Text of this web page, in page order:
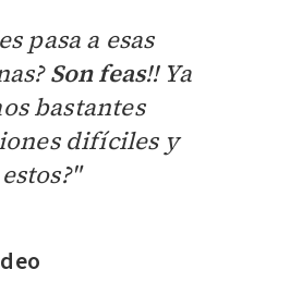
pasa a esas
Son feas!! Ya
bastantes
difíciles y